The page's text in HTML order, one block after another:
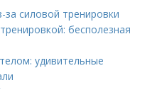
за силовой тренировки
бесполезная
удивительные